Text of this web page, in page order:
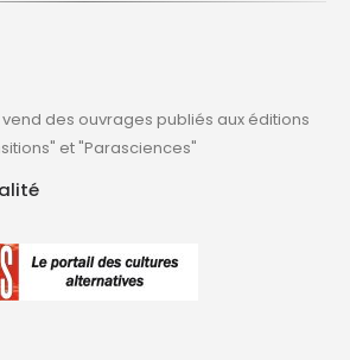
des ouvrages publiés aux éditions
et "Parasciences"